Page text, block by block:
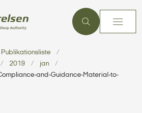
Publikationsliste
2019
jan
and-Guidance-Material-to-